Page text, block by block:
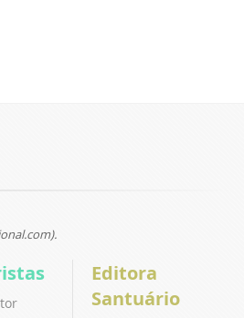
Editora
Santuário